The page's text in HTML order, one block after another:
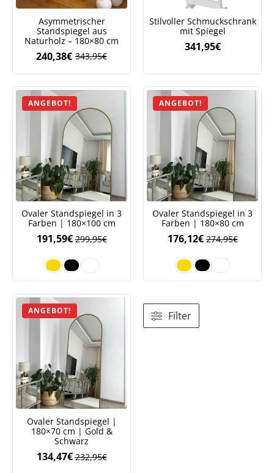
Asymmetrischer
Standspiegel aus
Naturholz – 180×80 cm
343,95€
Ursprünglicher
Preis
war:
343,95€
240,38€Aktueller
Preis
ist:
240,38€.
Stilvoller Schmuckschrank
mit Spiegel
341,95€
ANGEBOT!
Ovaler Standspiegel in 3
Farben | 180×100 cm
299,95€
191,59€
ANGEBOT!
Ovaler Standspiegel in 3
Farben | 180×80 cm
274,95€
176,12€
ANGEBOT!
Ovaler Standspiegel |
180×70 cm | Gold &
Schwarz
232,95€
134,47€
Filter
Jetzt